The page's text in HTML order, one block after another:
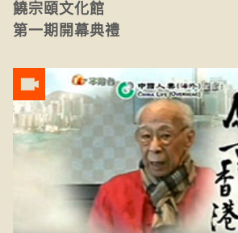
饒宗頤文化館
第一期開幕典禮